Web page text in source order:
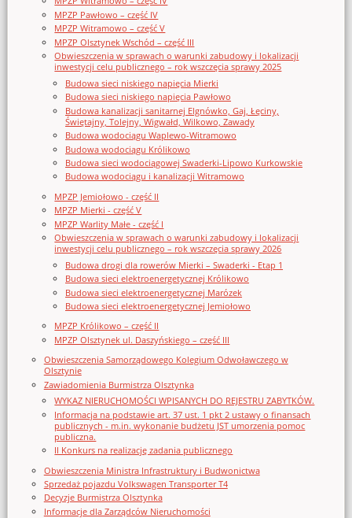
MPZP Pawłowo – część IV
MPZP Witramowo – część V
MPZP Olsztynek Wschód – część III
Obwieszczenia w sprawach o warunki zabudowy i lokalizacji
inwestycji celu publicznego – rok wszczęcia sprawy 2025
Budowa sieci niskiego napięcia Mierki
Budowa sieci niskiego napięcia Pawłowo
Budowa kanalizacji sanitarnej Elgnówko, Gaj, Łęciny,
Świętajny, Tolejny, Wigwałd, Wilkowo, Zawady
Budowa wodociągu Waplewo-Witramowo
Budowa wodociągu Królikowo
Budowa sieci wodociągowej Swaderki-Lipowo Kurkowskie
Budowa wodociągu i kanalizacji Witramowo
MPZP Jemiołowo - część II
MPZP Mierki - część V
MPZP Warlity Małe - część I
Obwieszczenia w sprawach o warunki zabudowy i lokalizacji
inwestycji celu publicznego – rok wszczęcia sprawy 2026
Budowa drogi dla rowerów Mierki – Swaderki - Etap 1
Budowa sieci elektroenergetycznej Królikowo
Budowa sieci elektroenergetycznej Marózek
Budowa sieci elektroenergetycznej Jemiołowo
MPZP Królikowo – część II
MPZP Olsztynek ul. Daszyńskiego – część III
Obwieszczenia Samorządowego Kolegium Odwoławczego w
Olsztynie
Zawiadomienia Burmistrza Olsztynka
WYKAZ NIERUCHOMOŚCI WPISANYCH DO REJESTRU ZABYTKÓW.
Informacja na podstawie art. 37 ust. 1 pkt 2 ustawy o finansach
publicznych - m.in. wykonanie budżetu JST umorzenia pomoc
publiczna.
II Konkurs na realizację zadania publicznego
Obwieszczenia Ministra Infrastruktury i Budwonictwa
Sprzedaż pojazdu Volkswagen Transporter T4
Decyzje Burmistrza Olsztynka
Informacje dla Zarządców Nieruchomości